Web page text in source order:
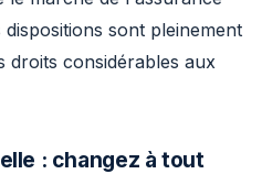
sont pleinement
droits considérables aux
: changez à tout